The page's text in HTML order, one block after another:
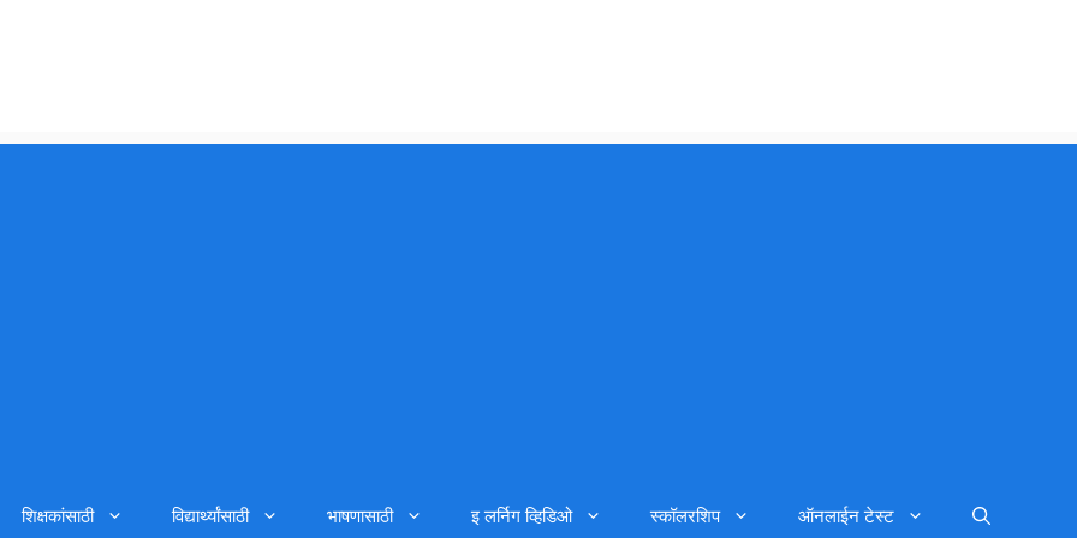
शिक्षकांसाठी विद्यार्थ्यांसाठी भाषणासाठी इ लर्निग व्हिडिओ स्कॉलरशिप ऑनलाईन टेस्ट